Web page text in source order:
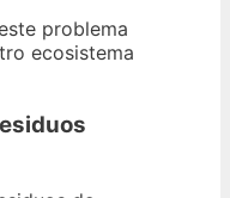
problema
ecosistema